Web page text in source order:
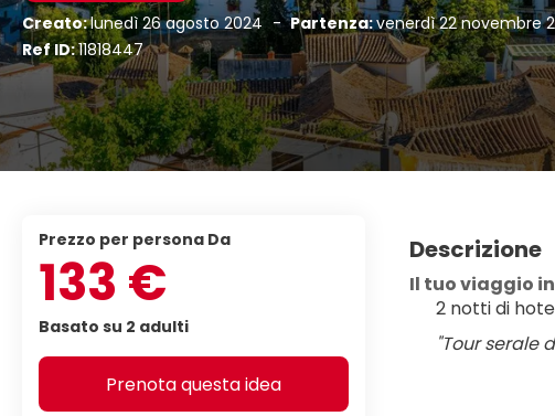
Creato:lunedì 26 agosto 2024 - Partenza:venerdì 22 novembre
Ref ID:11818447
Descrizione
Il tuo viaggio
2 notti di
"Tour serale
Prezzo per persona Da
133 €
Basato su 2 adulti
Prenota questa idea